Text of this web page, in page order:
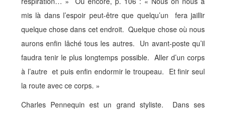
mis là dans l’espoir peut-être que quelqu’un fera jaillir
quelque chose dans cet endroit. Quelque chose où nous
aurons enfin lâché tous les autres. Un avant-poste qu’il
faudra tenir le plus longtemps possible. Aller d’un corps
à l’autre et puis enfin endormir le troupeau. Et finir seul
la route avec ce corps. »
Charles Pennequin est un grand styliste. Dans ses